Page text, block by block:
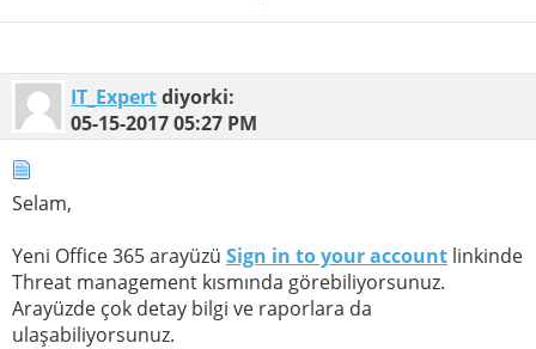
IT_Expertdiyorki:
05-15-201705:27 PM
Selam,
Yeni Office 365 arayüzü Sign in to your account linkinde
Threat management kısmında görebiliyorsunuz.
Arayüzde çok detay bilgi ve raporlara da
ulaşabiliyorsunuz.